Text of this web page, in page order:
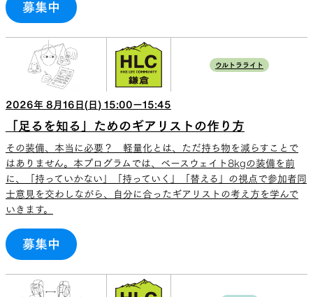
募集中
ウルトラライト
2026年 8 月 16 日( 日 ) 15:00ー15:45
「足るを知る」ためのギアリストの作り方
その装備、本当に必要？ 軽量化とは、ただ持ち物を減らすことで
はありません。本プログラムでは、ベースウェイト8kgの装備を前
に、「持っていかない」「持っていく」「替える」の視点で参加者同
士意見を交わしながら、自分に合ったギアリストの考え方を学んで
いきます。
募集中